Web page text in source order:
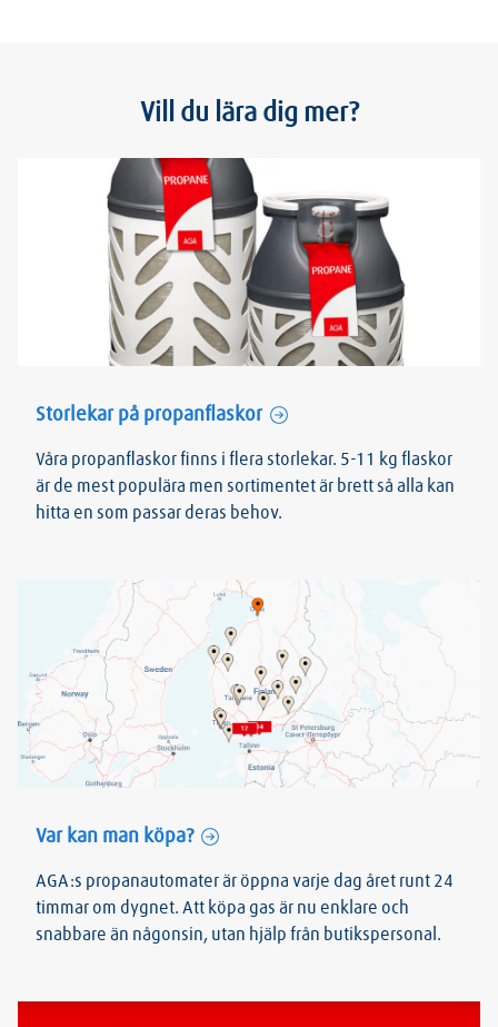
Vill du lära dig mer?
Storlekar på propanflaskor
Våra propanflaskor finns i flera storlekar. 5-11 kg flaskor
är de mest populära men sortimentet är brett så alla kan
hitta en som passar deras behov.
Var kan man köpa?
AGA:s propanautomater är öppna varje dag året runt 24
timmar om dygnet. Att köpa gas är nu enklare och
snabbare än någonsin, utan hjälp från butikspersonal.